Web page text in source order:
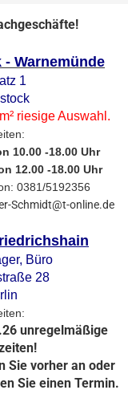
- Warnemünde
1
riesige Auswahl.
10.00 -18.00 Uhr
-18.00 Uhr
0381/5192356
Schmidt@t-online.de
Büro
28
unregelmäßige
Sie vorher an oder
Sie einen Termin.